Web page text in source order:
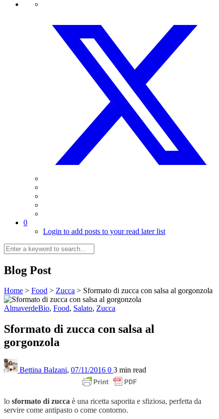
0
Login to add posts to your read later list
Blog Post
Home > Food > Zucca > Sformato di zucca con salsa al gorgonzola
AlmaverdeBio, Food, Salato, Zucca
Sformato di zucca con salsa al
gorgonzola
Bettina Balzani, 07/11/2016 0 3 min read
lo sformato di zucca è una ricetta saporita e sfiziosa, perfetta da
servire come antipasto o come contorno.